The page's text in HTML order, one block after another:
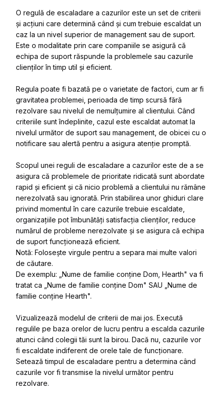
O regulă de escaladare a cazurilor este un set de criterii
și acțiuni care determină când și cum trebuie escaldat un
caz la un nivel superior de management sau de suport.
Este o modalitate prin care companiile se asigură că
echipa de suport răspunde la problemele sau cazurile
clienților în timp util și eficient.
Regula poate fi bazată pe o varietate de factori, cum ar fi
gravitatea problemei, perioada de timp scursă fără
rezolvare sau nivelul de nemulțumire al clientului. Când
criteriile sunt îndeplinite, cazul este escaldat automat la
nivelul următor de suport sau management, de obicei cu o
notificare sau alertă pentru a asigura atenție promptă.
Scopul unei reguli de escaladare a cazurilor este de a se
asigura că problemele de prioritate ridicată sunt abordate
rapid și eficient și că nicio problemă a clientului nu rămâne
nerezolvată sau ignorată. Prin stabilirea unor ghiduri clare
privind momentul în care cazurile trebuie escaldate,
organizațiile pot îmbunătăți satisfacția clienților, reduce
numărul de probleme nerezolvate și se asigura că echipa
de suport funcționează eficient.
Notă: Folosește virgule pentru a separa mai multe valori
de căutare.
De exemplu: „Nume de familie conține Dom, Hearth" va fi
tratat ca „Nume de familie conține Dom" SAU „Nume de
familie conține Hearth".
Vizualizează modelul de criterii de mai jos. Execută
regulile pe baza orelor de lucru pentru a escalda cazurile
atunci când colegii tăi sunt la birou. Dacă nu, cazurile vor
fi escaldate indiferent de orele tale de funcționare.
Setează timpul de escaladare pentru a determina când
cazurile vor fi transmise la nivelul următor pentru
rezolvare.